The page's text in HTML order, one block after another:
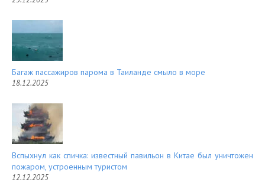
Багаж пассажиров парома в Таиланде смыло в море
18.12.2025
Вспыхнул как спичка: известный павильон в Китае был уничтожен
пожаром, устроенным туристом
12.12.2025